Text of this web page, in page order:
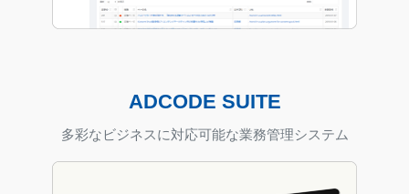
ADCODE SUITE
多彩なビジネスに対応可能な業務管理システム